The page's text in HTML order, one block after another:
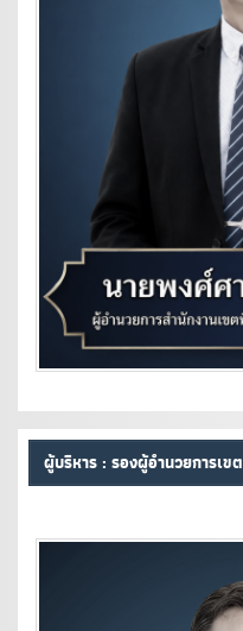
ผู้บริหาร : รองผู้อำนวยการเขต